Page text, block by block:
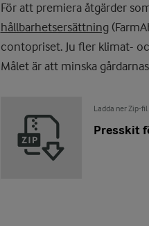
För att premiera åtgärder
hållbarhetsersättning
contopriset. Ju fler klimat-
Målet är att minska
Ladda ner Zip-fil
Presskit